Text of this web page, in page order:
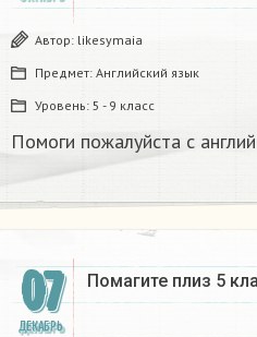
Автор: likesymaia
Предмет: Английский язык
Уровень: 5 - 9 класс
Помоги пожалуйста с
07
ДЕКАБРЬ
Помагите плиз 5